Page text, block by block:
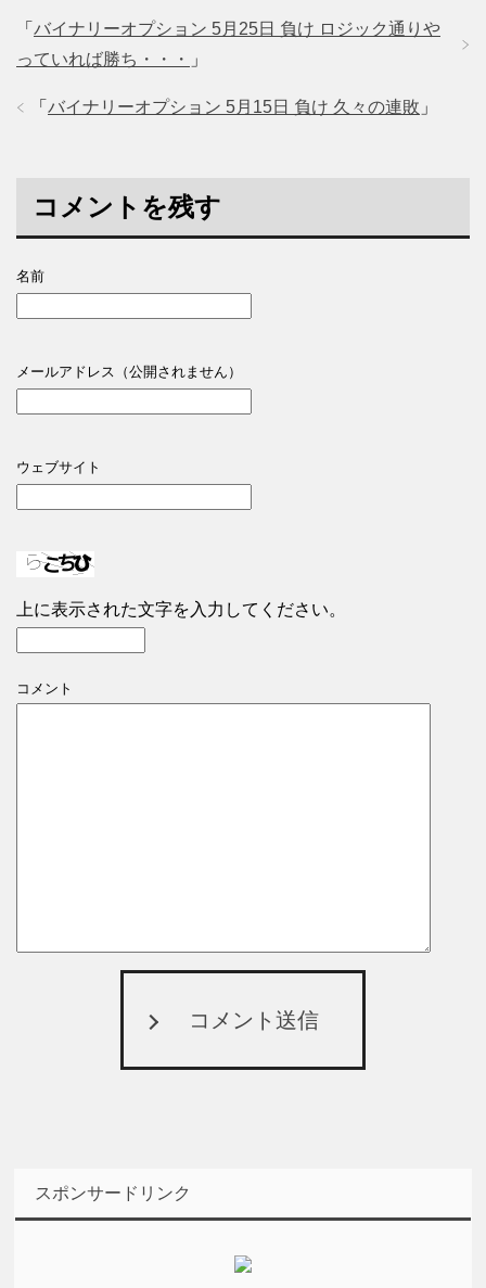
「 バイナリーオプション 5月25日 負け ロジック通りや
っていれば勝ち・・・
」
「 バイナリーオプション 5月15日 負け 久々の連敗 」
コメントを残す
名前
メールアドレス（公開されません）
ウェブサイト
上に表示された文字を入力してください。
コメント
コメント送信
スポンサードリンク